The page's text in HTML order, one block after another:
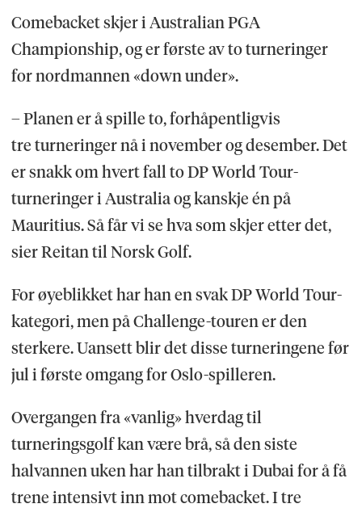
Comebacket skjer i Australian PGA
Championship, og er første av to turneringer
for nordmannen «down under».
– Planen er å spille to, forhåpentligvis
tre turneringer nå i november og desember. Det
er snakk om hvert fall to DP World Tour-
turneringer i Australia og kanskje én på
Mauritius. Så får vi se hva som skjer etter det,
sier Reitan til Norsk Golf.
For øyeblikket har han en svak DP World Tour-
kategori, men på Challenge-touren er den
sterkere. Uansett blir det disse turneringene før
jul i første omgang for Oslo-spilleren.
Overgangen fra «vanlig» hverdag til
turneringsgolf kan være brå, så den siste
halvannen uken har han tilbrakt i Dubai for å få
trene intensivt inn mot comebacket. I tre